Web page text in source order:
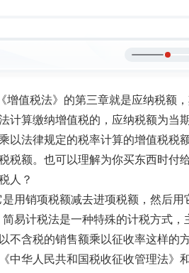
值税法》的第三章就是应纳税
算缴纳增值税的，应纳税额为当
法律规定的税率计算的增值税
额。也可以理解为你买东西时付
人？
用销项税额减去进项税额，然后
易计税法是一种特殊的计税方式
含税的销售额乘以征收率这样的
中华人民共和国税收征收管理法